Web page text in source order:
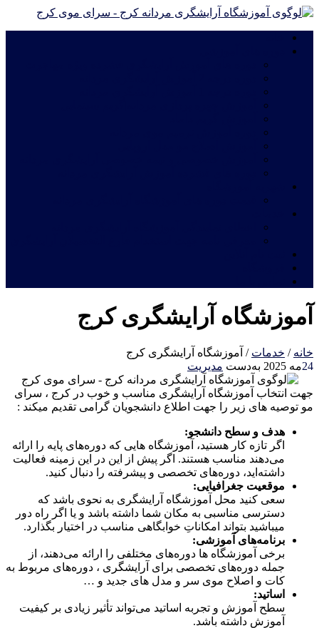
آموزشگاه آرایشگری کرج
خانه / خدمات / آموزشگاه آرایشگری کرج
24مه 2025 به‌دست مدیریت
جهت انتخاب آموزشگاه آرایشگری مناسب و خوب در کرج ، سرای
مو توصیه های زیر را جهت اطلاع دانشجویان گرامی تقدیم میکند :
هدف و سطح دانشجو:
اگر تازه کار هستید، آموزشگاه هایی که دوره‌های پایه را ارائه
می‌دهند مناسب هستند. اگر پیش از این در این زمینه فعالیت
داشته‌اید، دوره‌های تخصصی و پیشرفته را دنبال کنید.
موقعیت جغرافیایی:
سعی کنید محل آموزشگاه آرایشگری به نحوی باشد که
دسترسی مناسبی به مکان شما داشته باشد و یا اگر راه دور
میباشید بتواند امکاناتِ خوابگاهی مناسب در اختیار بگذارد.
برنامه‌های آموزشی:
برخی آموزشگاه ها دوره‌های مختلفی را ارائه می‌دهند، از
جمله دوره‌های تخصصی برای آرایشگری ، دوره‌های مربوط به
کات و اصلاح موی سر و مدل های جدید و …
اساتید:
سطح آموزش و تجربه اساتید می‌تواند تأثیر زیادی بر کیفیت
آموزش داشته باشد.